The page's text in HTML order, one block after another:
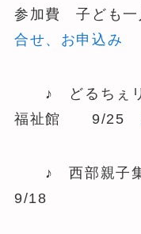
参加費 子ど
合せ、お申込み
♪ どるちぇリ
福祉館 9/25
♪ 西部親子
9/18